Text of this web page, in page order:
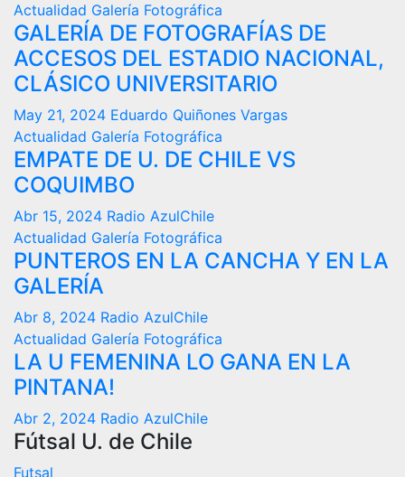
Actualidad Galería Fotográfica
GALERÍA DE FOTOGRAFÍAS DE
ACCESOS DEL ESTADIO NACIONAL,
CLÁSICO UNIVERSITARIO
May 21, 2024 Eduardo Quiñones Vargas
Actualidad Galería Fotográfica
EMPATE DE U. DE CHILE VS
COQUIMBO
Abr 15, 2024 Radio AzulChile
Actualidad Galería Fotográfica
PUNTEROS EN LA CANCHA Y EN LA
GALERÍA
Abr 8, 2024 Radio AzulChile
Actualidad Galería Fotográfica
LA U FEMENINA LO GANA EN LA
PINTANA!
Abr 2, 2024 Radio AzulChile
Fútsal U. de Chile
Futsal